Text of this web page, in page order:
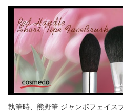
執筆時、熊野筆 ジャンボフェイス